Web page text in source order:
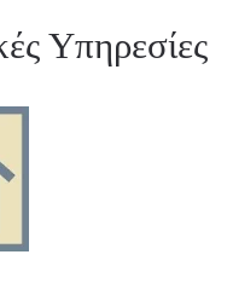
Υπηρεσίες